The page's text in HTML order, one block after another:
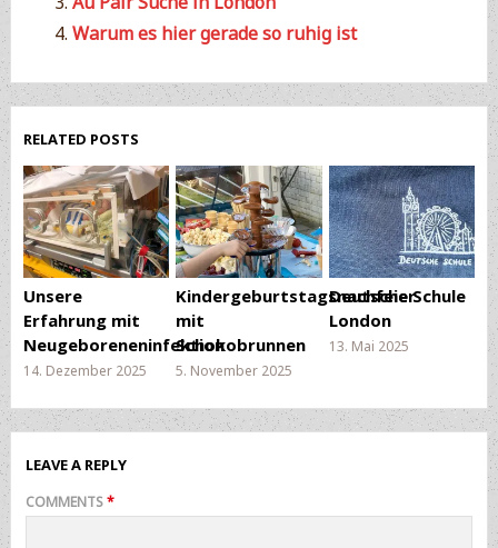
Warum es hier gerade so ruhig ist
RELATED POSTS
Unsere
Erfahrung mit
Neugeboreneninfektion
14. Dezember 2025
Kindergeburtstagsnachfeier
mit
Schokobrunnen
5. November 2025
Deutsche Schule
London
13. Mai 2025
LEAVE A REPLY
COMMENTS*